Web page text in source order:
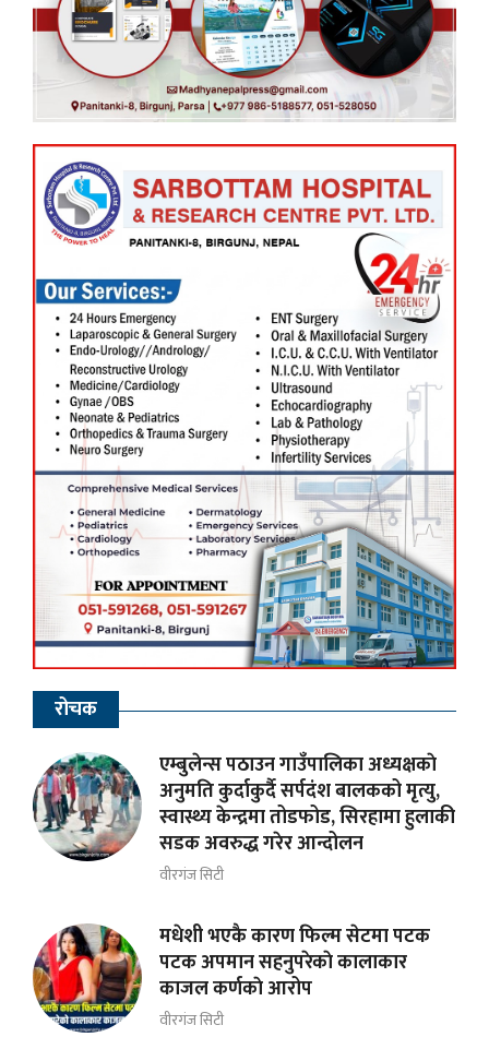
रोचक
एम्बुलेन्स पठाउन गाउँपालिका अध्यक्षकाे
अनुमति कुर्दाकुर्दै सर्पदंश बालकको मृत्यु,
स्वास्थ्य केन्द्रमा तोडफोड, सिरहामा हुलाकी
सडक अवरुद्ध गरेर आन्दोलन
वीरगंज सिटी
मधेशी भएकै कारण फिल्म सेटमा पटक
पटक अपमान सहनुपरेकाे कालाकार
काजल कर्णकाे आरोप
वीरगंज सिटी